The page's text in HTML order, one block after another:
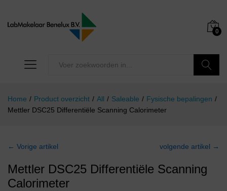
0
Home / Product overzicht / All / Saleable / Fysische bepalingen /
Mettler DSC25 Differentiële Scanning Calorimeter
← Vorige artikel volgende artikel →
Mettler DSC25 Differentiële Scanning
Calorimeter